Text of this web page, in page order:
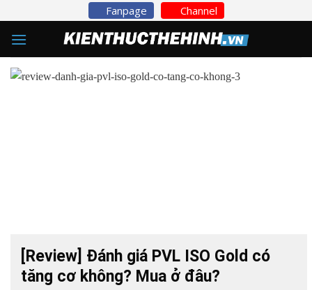
to
content
Fanpage Channel
[Review] Đánh giá PVL ISO Gold có
tăng cơ không? Mua ở đâu?